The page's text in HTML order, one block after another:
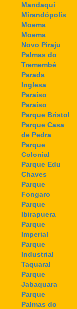
Mandaqui
Mirandópolis
Moema
Moema
Novo Piraju
Palmas do
Tremembé
Parada
Inglesa
Paraíso
Paraíso
Parque Bristol
Parque Casa
de Pedra
Parque
Colonial
Parque Edu
Chaves
Parque
Fongaro
Parque
Ibirapuera
Parque
Imperial
Parque
Industrial
Taquaral
Parque
Jabaquara
Parque
Palmas do